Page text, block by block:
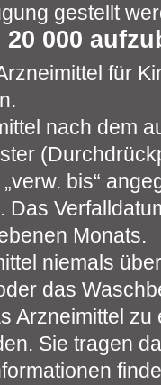
gestellt
000
für
nach dem
bis“
Das
Monats.
niemals
das
Arzneimittel
Sie tragen